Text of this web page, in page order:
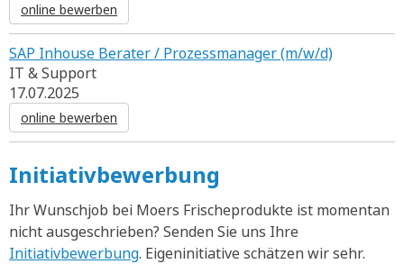
online bewerben
SAP Inhouse Berater / Prozessmanager (m/w/d)
IT & Support
17.07.2025
online bewerben
Initiativbewerbung
Ihr Wunschjob bei Moers Frischeprodukte ist momentan
nicht ausgeschrieben? Senden Sie uns Ihre
Initiativbewerbung. Eigeninitiative schätzen wir sehr.